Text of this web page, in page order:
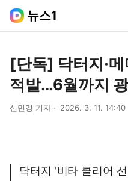
뉴스1
[단독] 닥터지·
적발…6월까지
신민경 기자 2026. 3. 11. 14:40
닥터지 '비타 클리어